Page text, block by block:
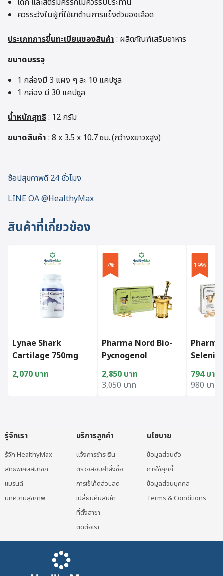
ควรระวังในผู้ที่ใช้ยาต้านการแข็งตัวของเลือด
ประเภทการขึ้นทะเบียนของสินค้า : ผลิตภัณฑ์เสริมอาหาร
ขนาดบรรจุ
1 กล่องมี 3 แผง ๆ ละ 10 แคปซูล
1 กล่อง มี 30 แคปซูล
น้ำหนักสุทธิ: 12 กรัม
ขนาดสินค้า : 8 x 3.5 x 10.7 ซม. (กว้างxยาวxสูง)
ช้อปสุขภาพดี 24 ชั่วโมง
LINE OA @HealthyMax
สินค้าที่เกี่ยวข้อง
Lynae Shark
Cartilage 750mg
(100Capsules)
2,070 บาท
7%
Pharma Nord Bio-
Pycnogenol
3,050บาท
Original price was: 3,050 บาท.
2,850 บาท
Current price is: 2,850 บาท.
19%
980บาท
Original
794บาท
Current
รู้จักเรา
รู้จัก HealthyMax
สิทธิพิเศษสมาชิก
แบรนด์
บทความสุขภาพ
บริการลูกค้า
แจ้งการชำระเงิน
ตรวจสอบคำสั่งซื้อ
การใช้โค้ดส่วนลด
เปลี่ยนคืนสินค้า
ที่ตั้งสาขา
ติดต่อเรา
นโยบาย
ข้อมูลส่วนตัว
การใช้คุกกี้
ข้อมูลส่วนบุคคล
Terms & Conditions